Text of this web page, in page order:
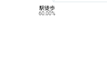
駅徒歩
60.00%